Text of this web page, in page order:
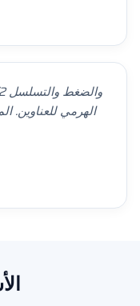
الهرمي للعناوين.